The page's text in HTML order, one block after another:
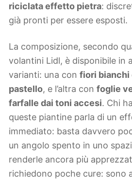
riciclata effetto pietra:
già pronti per essere esposti.
La composizione, secondo
volantini Lidl, è disponibile in
varianti: una con fiori bianchi
pastello, e l’altra con foglie
farfalle dai toni accesi. Chi
queste piantine parla di un
immediato: basta davvero
un angolo spento in uno
renderle ancora più
richiedono poche cure: sono